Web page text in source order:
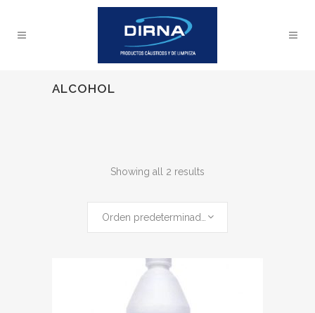
ALCOHOL
Showing all 2 results